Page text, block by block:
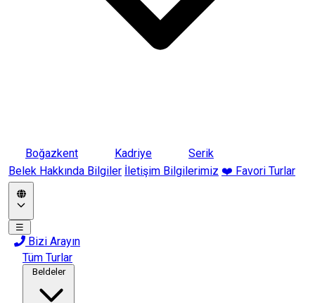
Boğazkent Kadriye
Serik
Belek Hakkında Bilgiler İletişim Bilgilerimiz ❤️ Favori Turlar
☰
Bizi Arayın
Tüm Turlar
Beldeler